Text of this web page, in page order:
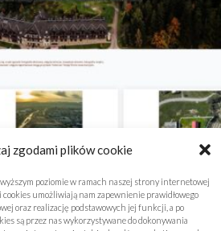
zgodami plików cookie
poziomie w ramach naszej strony internetowej
umożliwiają nam zapewnienie prawidłowego
oraz realizację podstawowych jej funkcji, a po
są przez nas wykorzystywane do dokonywania
do portretu w fotografii